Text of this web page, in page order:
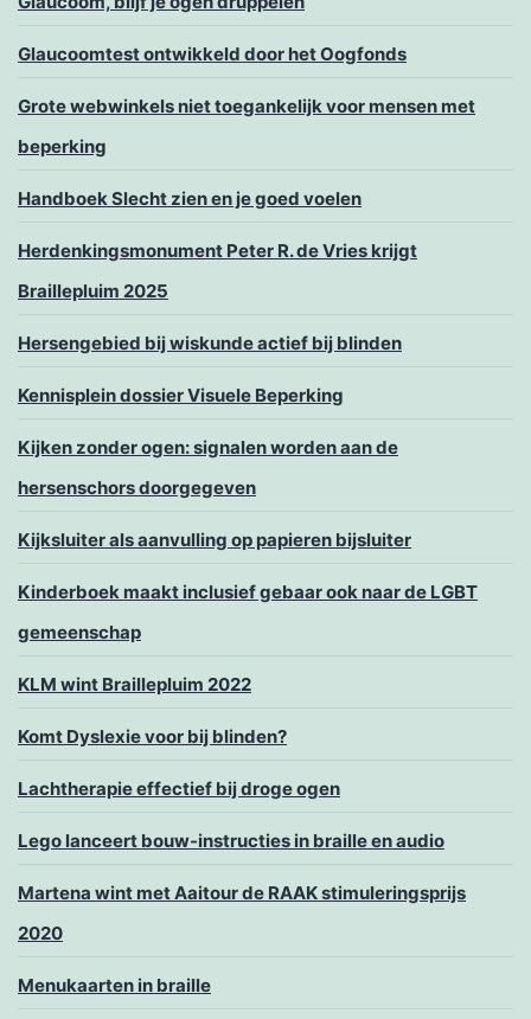
Glaucoomtest ontwikkeld door het Oogfonds
Grote webwinkels niet toegankelijk voor mensen met
beperking
Handboek Slecht zien en je goed voelen
Herdenkingsmonument Peter R. de Vries krijgt
Braillepluim 2025
Hersengebied bij wiskunde actief bij blinden
Kennisplein dossier Visuele Beperking
Kijken zonder ogen: signalen worden aan de
hersenschors doorgegeven
Kijksluiter als aanvulling op papieren bijsluiter
Kinderboek maakt inclusief gebaar ook naar de LGBT
gemeenschap
KLM wint Braillepluim 2022
Komt Dyslexie voor bij blinden?
Lachtherapie effectief bij droge ogen
Lego lanceert bouw-instructies in braille en audio
Martena wint met Aaitour de RAAK stimuleringsprijs
2020
Menukaarten in braille